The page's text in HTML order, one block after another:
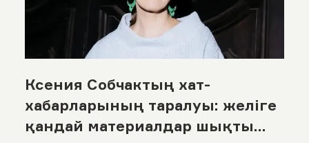
Ксения Собчактың хат-
хабарларының таралуы: желіге
қандай материалдар шықты